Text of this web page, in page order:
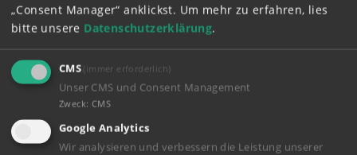
Preis ver-
handelbar
„Consent Manager“ anklickst. Um mehr zu erfahren, lies
bitte unsere Datenschutzerklärung.
CMS (immer erforderlich)
Unser CMS und Consent Management
Zweck: CMS
Google Analytics
Wir analysieren und verbessern die Leistung unserer